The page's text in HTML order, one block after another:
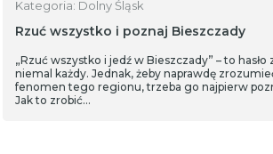
Kategoria: Dolny Śląsk
Rzuć wszystko i poznaj Bieszczady
„Rzuć wszystko i jedź w Bieszczady” – to hasło
niemal każdy. Jednak, żeby naprawdę
fenomen tego regionu, trzeba go najpierw
Jak to zrobić…